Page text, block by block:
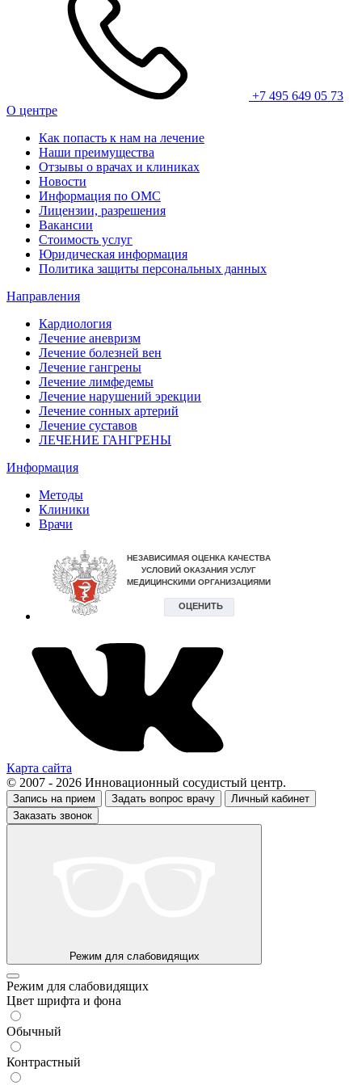
+7 495 649 05 73
О центре
Как попасть к нам на лечение
Наши преимущества
Отзывы о врачах и клиниках
Новости
Информация по ОМС
Лицензии, разрешения
Вакансии
Стоимость услуг
Юридическая информация
Политика защиты персональных данных
Направления
Кардиология
Лечение аневризм
Лечение болезней вен
Лечение гангрены
Лечение лимфедемы
Лечение нарушений эрекции
Лечение сонных артерий
Лечение суставов
ЛЕЧЕНИЕ ГАНГРЕНЫ
Информация
Методы
Клиники
Врачи
Карта сайта
© 2007 - 2026 Инновационный сосудистый центр.
Запись на прием Задать вопрос врачу
Личный кабинет
Заказать звонок
Режим для слабовидящих
Режим для слабовидящих
Цвет шрифта и фона
Обычный
Контрастный